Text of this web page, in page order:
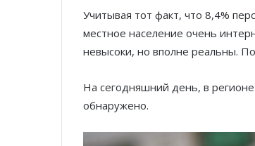
Учитывая тот факт, что 8,4%
местное население очень
невысоки, но вполне реальны.
На сегодняшний день, в
обнаружено.